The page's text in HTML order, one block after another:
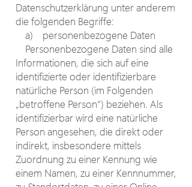
Datenschutzerklärung unter anderem
die folgenden Begriffe:
a) personenbezogene Daten
Personenbezogene Daten sind alle
Informationen, die sich auf eine
identifizierte oder identifizierbare
natürliche Person (im Folgenden
„betroffene Person“) beziehen. Als
identifizierbar wird eine natürliche
Person angesehen, die direkt oder
indirekt, insbesondere mittels
Zuordnung zu einer Kennung wie
einem Namen, zu einer Kennnummer,